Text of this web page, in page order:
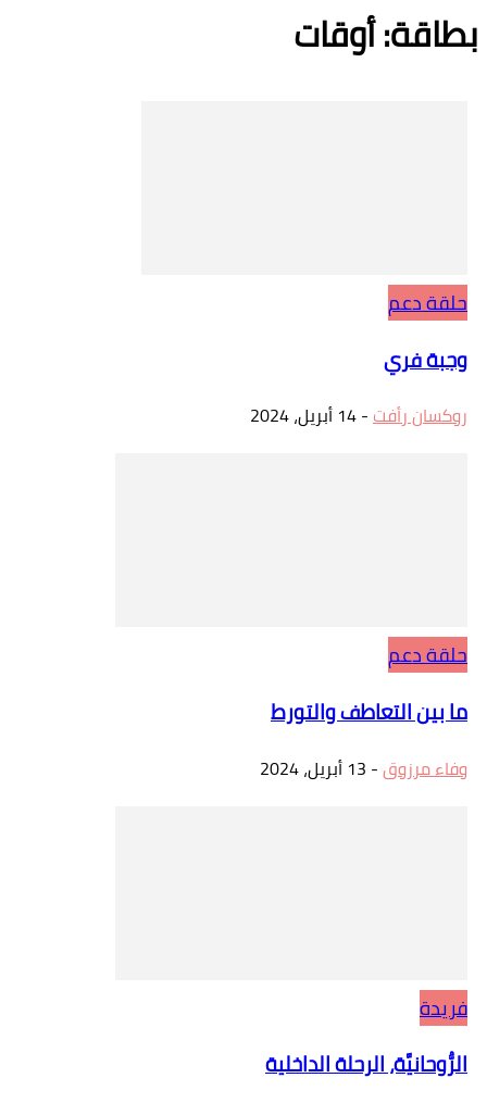
بطاقة: أوقات
حلقة دعم
وجبة فري
روكسان رأفت-14 أبريل، 2024
حلقة دعم
ما بين التعاطف والتورط
وفاء مرزوق- 13 أبريل، 2024
فريدة
الرُّوحانيَّة، الرحلة الداخلية